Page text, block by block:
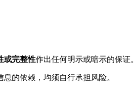
或完整性作出任何明示或暗示的保证。
的依赖，均须自行承担风险。